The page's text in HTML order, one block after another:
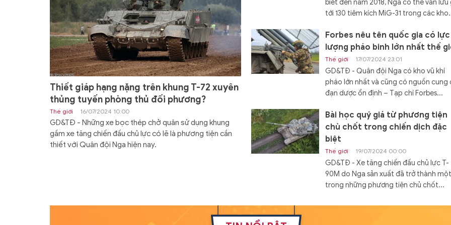
Thiết giáp hạng nặng trên khung T-72 xuyên
thủng tuyến phòng thủ đối phương?
Thế giới 16/07/2024 10:00
GD&TĐ - Những xe bọc thép chở quân sử dụng khung
gầm xe tăng chiến đấu chủ lực có lẽ là phương tiện cần
thiết với Quân đội Nga hiện nay.
biết đến năm 2018, Nga có thể vẫn lưu
tới 130 tiêm kích MiG-31 trong các
Forbes nêu tên quốc gia có lực
lượng pháo binh lớn nhất thế
Thế giới 17/07/2024 23:01
GD&TĐ - Quân đội Nga có kho vũ khí
pháo lớn nhất và cũng có nguồn cung
đạn dược ổn định – Tạp chí Forbes...
Bài học quý giá từ phương tiện
chủ chốt trong chiến dịch đặc
biệt
Thế giới 19/07/2024 00:00
GD&TĐ - Xe tăng chiến đấu chủ lực T-
90M do Nga sản xuất đã trở thành một
trong những phương tiện chủ chốt...
Đóng hàng loạt tàu đổ bộ Dự